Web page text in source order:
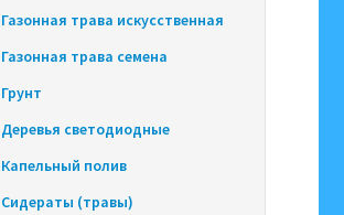
Газонная трава искусственная
Газонная трава семена
Грунт
Деревья светодиодные
Капельный полив
Сидераты (травы)